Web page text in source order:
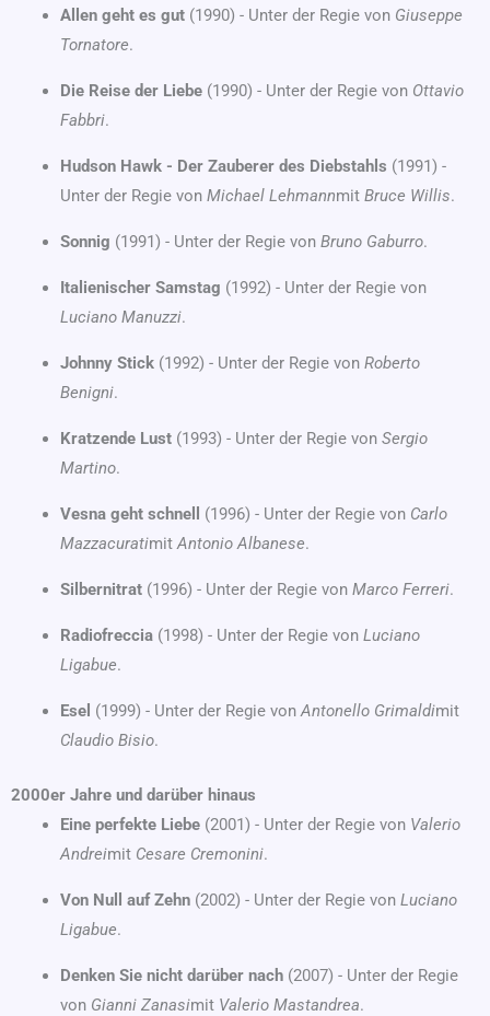
Allen geht es gut (1990) - Unter der Regie von Giuseppe
Tornatore.
Die Reise der Liebe (1990) - Unter der Regie von Ottavio
Fabbri.
Hudson Hawk - Der Zauberer des Diebstahls (1991) -
Unter der Regie von Michael Lehmannmit Bruce Willis.
Sonnig (1991) - Unter der Regie von Bruno Gaburro.
Italienischer Samstag (1992) - Unter der Regie von
Luciano Manuzzi.
Johnny Stick (1992) - Unter der Regie von Roberto
Benigni.
Kratzende Lust (1993) - Unter der Regie von Sergio
Martino.
Vesna geht schnell (1996) - Unter der Regie von Carlo
MazzacuratimitAntonio Albanese.
Silbernitrat (1996) - Unter der Regie von Marco Ferreri.
Radiofreccia (1998) - Unter der Regie von Luciano
Ligabue.
Esel (1999) - Unter der Regie vonAntonello Grimaldimit
Claudio Bisio.
2000er Jahre und darüber hinaus
Eine perfekte Liebe (2001) - Unter der Regie von Valerio
Andreimit Cesare Cremonini.
Von Null auf Zehn (2002) - Unter der Regie von Luciano
Ligabue.
Denken Sie nicht darüber nach (2007) - Unter der Regie
von Gianni Zanasimit Valerio Mastandrea.